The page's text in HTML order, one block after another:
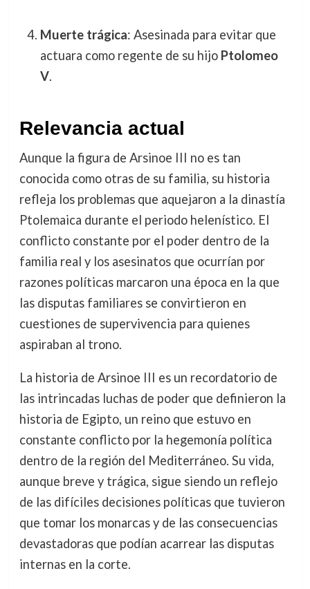
Muerte trágica: Asesinada para evitar que
actuara como regente de su hijo Ptolomeo
V.
Relevancia actual
Aunque la figura de Arsinoe III no es tan
conocida como otras de su familia, su historia
refleja los problemas que aquejaron a la dinastía
Ptolemaica durante el periodo helenístico. El
conflicto constante por el poder dentro de la
familia real y los asesinatos que ocurrían por
razones políticas marcaron una época en la que
las disputas familiares se convirtieron en
cuestiones de supervivencia para quienes
aspiraban al trono.
La historia de Arsinoe III es un recordatorio de
las intrincadas luchas de poder que definieron la
historia de Egipto, un reino que estuvo en
constante conflicto por la hegemonía política
dentro de la región del Mediterráneo. Su vida,
aunque breve y trágica, sigue siendo un reflejo
de las difíciles decisiones políticas que tuvieron
que tomar los monarcas y de las consecuencias
devastadoras que podían acarrear las disputas
internas en la corte.